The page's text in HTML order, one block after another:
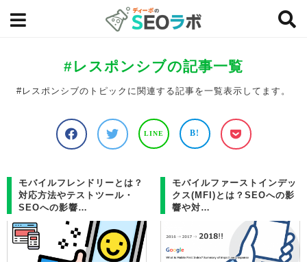
#レスポンシブの記事一覧
#レスポンシブのトピックに関連する記事を一覧表示してます。
LINE B!
モバイルフレンドリーとは？
対応方法やテストツール・
SEOへの影響…
モバイルファーストインデッ
クス(MFI)とは？SEOへの影
響や対…